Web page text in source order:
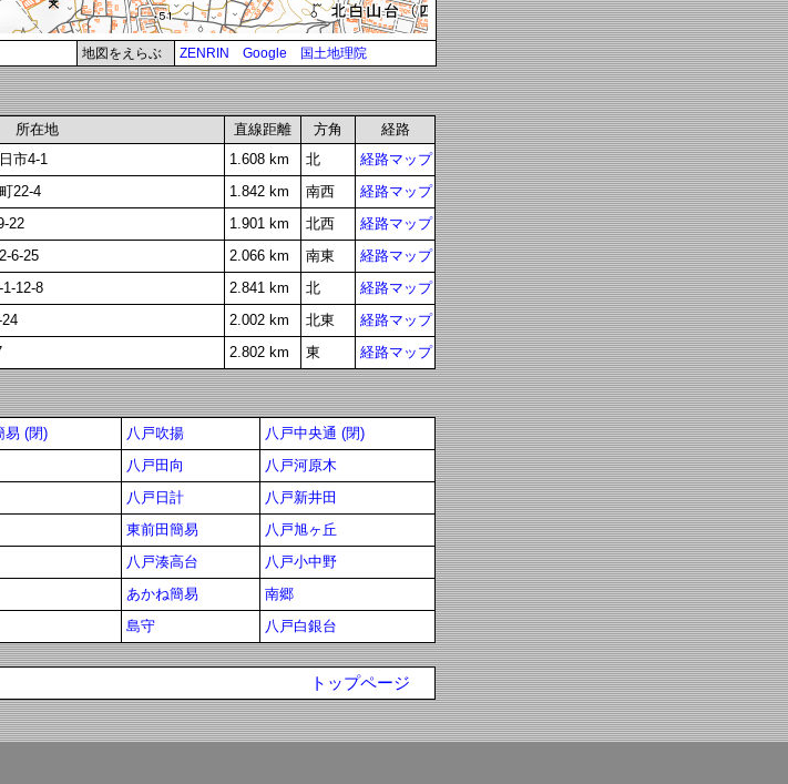
地図をえらぶ ZENRIN Google 国土地理院
所在地 直線距離 方角
経路
市4-1 1.608 km 北
経路マップ
22-4 1.842 km 南西
経路マップ
22 1.901 km 北西
経路マップ
6-25 2.066 km 南東
経路マップ
12-8 2.841 km 北
経路マップ
2.002 km 北東
経路マップ
2.802 km 東 経路マップ
易 (閉) 八戸吹揚
八戸中央通 (閉)
八戸田向
八戸河原木
八戸日計
八戸新井田
東前田簡易
八戸旭ヶ丘
八戸湊高台
八戸小中野
あかね簡易
南郷
島守 八戸白銀台
トップページ